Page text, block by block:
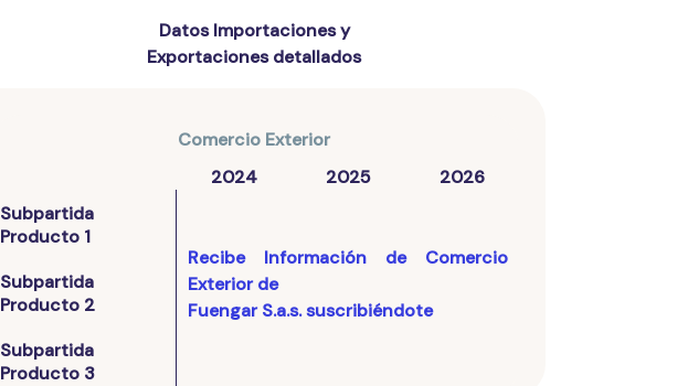
Datos Importaciones y
Exportaciones detallados
Comercio Exterior
2024
2025
2026
Subpartida
Producto 1
Recibe Información de Comercio
Exterior de
Fuengar S.a.s.suscribiéndote
Subpartida
Producto 2
Subpartida
Producto 3